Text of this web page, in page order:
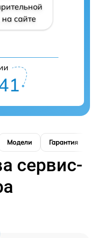
сайте
Модели Гарантия
сервис-